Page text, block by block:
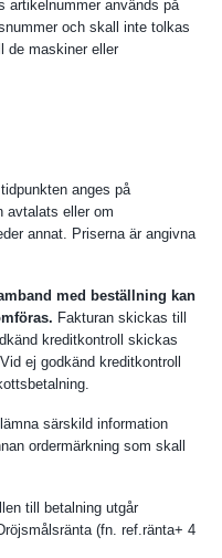
artikelnummer används på
och skall inte tolkas
de maskiner eller
anges på
avtalats eller om
annat. Priserna är angivna
med beställning kan
Fakturan skickas till
kreditkontroll skickas
ej godkänd kreditkontroll
särskild information
ordermärkning som skall
till betalning utgår
(fn. ref.ränta+ 4